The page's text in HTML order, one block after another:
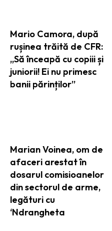
Mario Camora, după
rușinea trăită de CFR:
„Să înceapă cu copiii și
juniorii! Ei nu primesc
banii părinților”
Marian Voinea, om de
afaceri arestat în
dosarul comisioanelor
din sectorul de arme,
legături cu
‘Ndrangheta